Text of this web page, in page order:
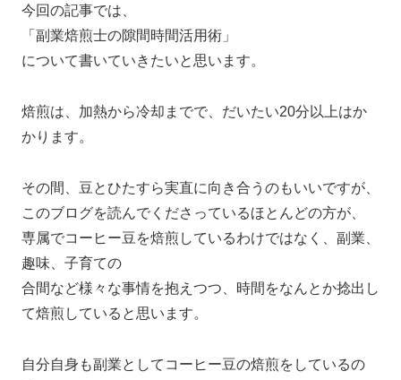
今回の記事では、
「副業焙煎士の隙間時間活用術」
について書いていきたいと思います。
焙煎は、加熱から冷却までで、だいたい20分以上はか
かります。
その間、豆とひたすら実直に向き合うのもいいですが、
このブログを読んでくださっているほとんどの方が、
専属でコーヒー豆を焙煎しているわけではなく、副業、
趣味、子育ての
合間など様々な事情を抱えつつ、時間をなんとか捻出し
て焙煎していると思います。
自分自身も副業としてコーヒー豆の焙煎をしているの